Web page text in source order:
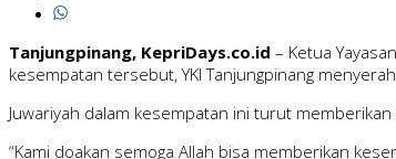
Tanjungpinang, KepriDays.co.id – Ketua
kesempatan tersebut, YKI Tanjungpinang
Juwariyah dalam kesempatan ini turut
“Kami doakan semoga Allah bisa memberikan